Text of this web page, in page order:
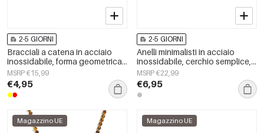
2-5 GIORNI
Bracciali a catena in acciaio
inossidabile, forma geometrica,
semplici, serie Simple, gioielli da
donna per tutti i giorni.
MSRP €15,99
€4,95
2-5 GIORNI
Anelli minimalisti in acciaio
inossidabile, cerchio semplice,
serie Daily Simple, gioielli da
donna
MSRP €22,99
€6,95
Magazzino UE Magazzino UE